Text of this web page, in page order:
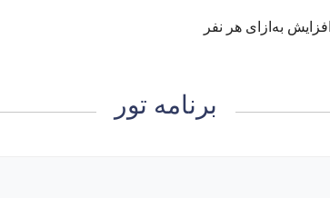
برنامه تور